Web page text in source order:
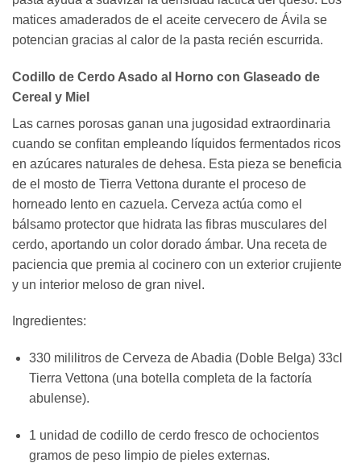
matices amaderados de el aceite cervecero de Ávila se
potencian gracias al calor de la pasta recién escurrida.
Codillo de Cerdo Asado al Horno con Glaseado de
Cereal y Miel
Las carnes porosas ganan una jugosidad extraordinaria
cuando se confitan empleando líquidos fermentados ricos
en azúcares naturales de dehesa. Esta pieza se beneficia
de el mosto de Tierra Vettona durante el proceso de
horneado lento en cazuela. Cerveza actúa como el
bálsamo protector que hidrata las fibras musculares del
cerdo, aportando un color dorado ámbar. Una receta de
paciencia que premia al cocinero con un exterior crujiente
y un interior meloso de gran nivel.
Ingredientes:
330 mililitros de Cerveza de Abadia (Doble Belga) 33cl
Tierra Vettona (una botella completa de la factoría
abulense).
1 unidad de codillo de cerdo fresco de ochocientos
gramos de peso limpio de pieles externas.